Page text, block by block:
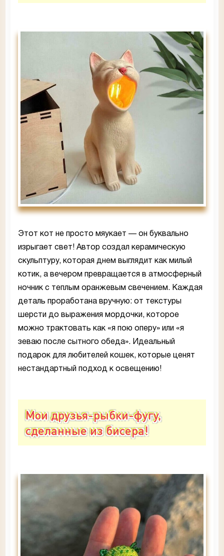
Этот кот не просто мяукает — он буквально
изрыгает свет! Автор создал керамическую
скульптуру, которая днем выглядит как милый
котик, а вечером превращается в атмосферный
ночник с теплым оранжевым свечением. Каждая
деталь проработана вручную: от текстуры
шерсти до выражения мордочки, которое
можно трактовать как «я пою оперу» или «я
зеваю после сытного обеда». Идеальный
подарок для любителей кошек, которые ценят
нестандартный подход к освещению!
Мои друзья-рыбки-фугу,
сделанные из бисера!